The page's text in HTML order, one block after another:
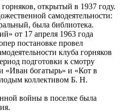
открытый в 1937 году.
самодеятельности:
была библиотека.
от 17 апреля 1963 года
постановке провел
клуба горняков
подготовки к смотру
«Иван богатырь» и «Кот в
коллективом Б. Н.
войны в поселке была